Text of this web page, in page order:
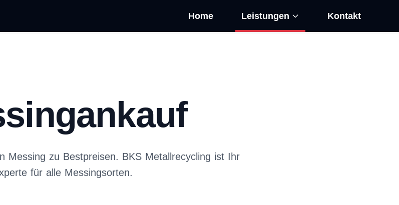
Home Leistungen Kontakt
Messing zu Bestpreisen. BKS Metallrecycling ist Ihr
für alle Messingsorten.